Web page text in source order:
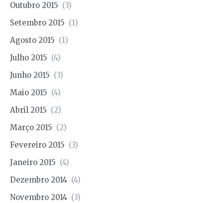
Outubro 2015 (3)
Setembro 2015 (1)
Agosto 2015 (1)
Julho 2015 (4)
Junho 2015 (3)
Maio 2015 (4)
Abril 2015 (2)
Março 2015 (2)
Fevereiro 2015 (3)
Janeiro 2015 (4)
Dezembro 2014 (4)
Novembro 2014 (3)